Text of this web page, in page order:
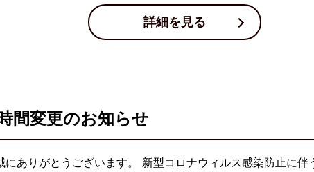
詳細を見る
間変更のお知らせ
ありがとうございます。 新型コロナウィルス感染防止に